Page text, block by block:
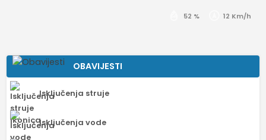
52 % 12 Km/h
OBAVIJESTI
Isključenja struje
Isključenja vode